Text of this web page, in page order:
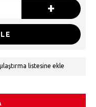
+
listesine ekle